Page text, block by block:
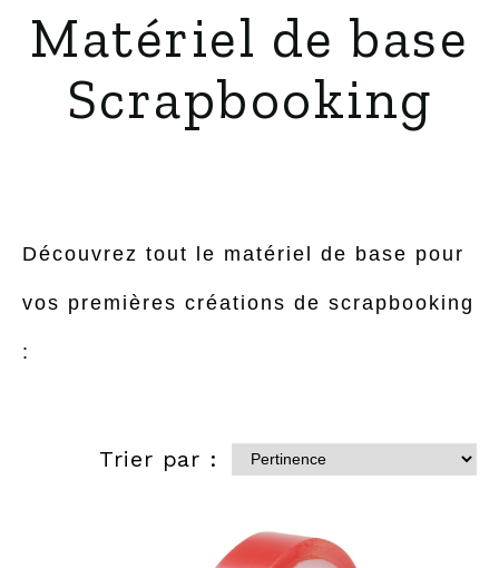
Matériel de base
Scrapbooking
Découvrez tout le matériel de base pour
vos premières créations de scrapbooking
:
Trier par :